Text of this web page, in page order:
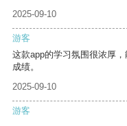
2025-09-10
游客
这款app的学习氛围很浓厚
成绩。
2025-09-10
游客